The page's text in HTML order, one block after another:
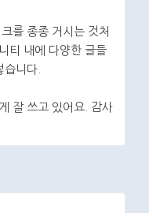
를 종종 거시는 것처
티 내에 다양한 글들
니다.
잘 쓰고 있어요. 감사